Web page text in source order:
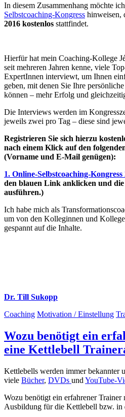
In diesem Zusammenhang möchte
Selbstcoaching-Kongress hinweisen,
2016 kostenlos stattfindet.
Hierfür hat mein Coaching-Kollege
seit mehreren Jahren kenne, viele
ExpertInnen interviewt, um Ihnen
geben, mit denen Sie Ihre
können – mehr Erfolg und
Die Interviews werden im
jeweils zwei pro Tag – diese sind
Registrieren Sie sich hierzu
nach einem Klick auf den
(Vorname und E-Mail genügen):
1. Online-Selbstcoaching-Kongress
den blauen Link anklicken und
ausführen.)
Ich habe mich als
um von den Kolleginnen und
gespannt auf die Inhalte.
Dr. Till Sukopp
Coaching Motivation / Einstellung
Wozu benötigt ein
eine Kettlebell
Kettlebells werden immer bekannter
viele Bücher, DVDs und YouTube-
Wozu benötigt ein erfahrener Trainer
Ausbildung für die Kettlebell bzw. in